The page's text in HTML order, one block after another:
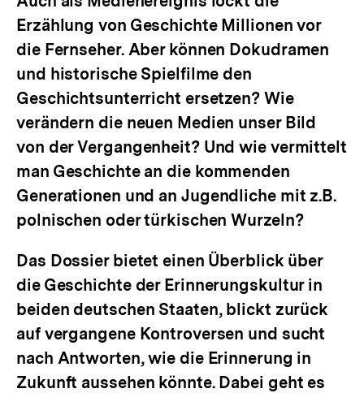
Erzählung von Geschichte Millionen vor
die Fernseher. Aber können Dokudramen
und historische Spielfilme den
Geschichtsunterricht ersetzen? Wie
verändern die neuen Medien unser Bild
von der Vergangenheit? Und wie vermittelt
man Geschichte an die kommenden
Generationen und an Jugendliche mit z.B.
polnischen oder türkischen Wurzeln?
Das Dossier bietet einen Überblick über
die Geschichte der Erinnerungskultur in
beiden deutschen Staaten, blickt zurück
auf vergangene Kontroversen und sucht
nach Antworten, wie die Erinnerung in
Zukunft aussehen könnte. Dabei geht es